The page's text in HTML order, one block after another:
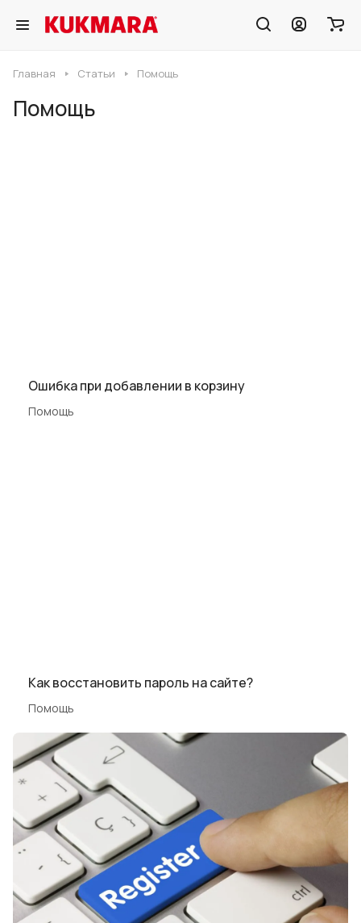
Главная Статьи Помощь
Помощь
Ошибка при добавлении в корзину
Помощь
Как восстановить пароль на сайте?
Помощь